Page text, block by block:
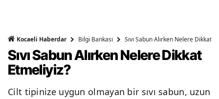
Kocaeli Haberdar Bilgi Bankası Sıvı Sabun Alırken Nelere Dikkat
Sıvı Sabun Alırken Nelere Dikkat
Etmeliyiz?
Cilt tipinize uygun olmayan bir sıvı sabun, uzun